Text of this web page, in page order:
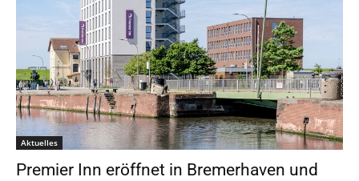
Aktuelles
Premier Inn eröffnet in Bremerhaven und